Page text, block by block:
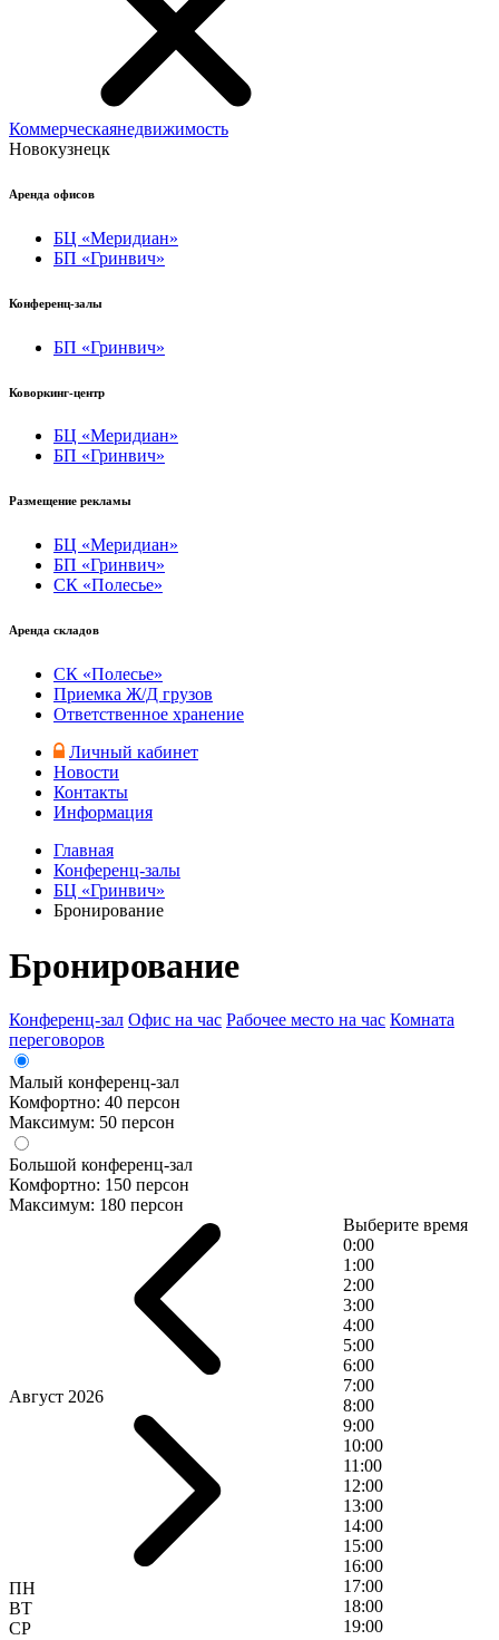
Коммерческаянедвижимость
Новокузнецк
Аренда офисов
БЦ «Меридиан»
БП «Гринвич»
Конференц-залы
БП «Гринвич»
Коворкинг-центр
БЦ «Меридиан»
БП «Гринвич»
Размещение рекламы
БЦ «Меридиан»
БП «Гринвич»
СК «Полесье»
Аренда складов
СК «Полесье»
Приемка Ж/Д грузов
Ответственное хранение
Личный кабинет
Новости
Контакты
Информация
Главная
Конференц-залы
БЦ «Гринвич»
Бронирование
Бронирование
Конференц-зал Офис на час Рабочее место на час Комната
переговоров
Малый конференц-зал
Комфортно: 40 персон
Максимум: 50 персон
Большой конференц-зал
Комфортно: 150 персон
Максимум: 180 персон
Август 2026
ПН
ВТ
СР
Выберите время
0:00
1:00
2:00
3:00
4:00
5:00
6:00
7:00
8:00
9:00
10:00
11:00
12:00
13:00
14:00
15:00
16:00
17:00
18:00
19:00